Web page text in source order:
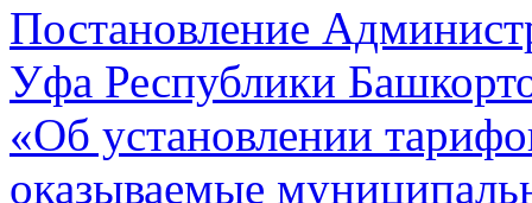
Постановление
Уфа Республики
«Об установлении
оказываемые